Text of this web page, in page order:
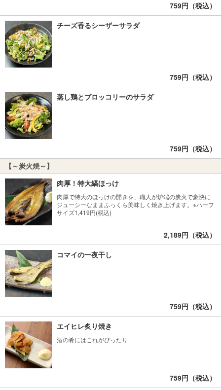
759円（税込）
チーズ香るシーザーサラダ
759円（税込）
蒸し鶏とブロッコリーのサラダ
759円（税込）
【～炭火焼～】
肉厚！特大縞ほっけ
肉厚で特大のほっけの開きを、職人が炉端の炭火で豪快に
ジューシーなままふっくら美味しく焼き上げます。※ハーフ
サイズ1,419円(税込)
2,189円（税込）
コマイの一夜干し
759円（税込）
エイヒレ炙り焼き
酒の肴にはこれがぴったり
759円（税込）